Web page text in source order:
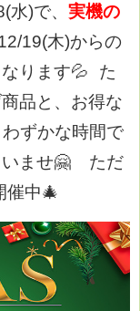
)で、 実機の
19(木)からの
ります💦
た
品と、お得な
ずかな時間で
ませ🤗
ただ
催中🎄